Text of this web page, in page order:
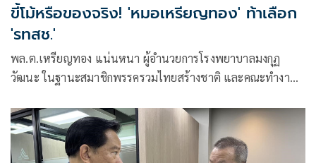
ขี้โม้หรือของจริง! 'หมอเหรียญทอง' ท้าเลือก
'รทสช.'
พล.ต.เหรียญทอง แน่นหนา ผู้อำนวยการโรงพยาบาลมงกุฏ
วัฒนะ ในฐานะสมาชิกพรรครวมไทยสร้างชาติ และคณะทำงาน